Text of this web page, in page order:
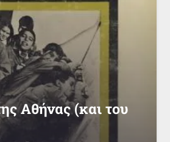
Αθήνας (και του